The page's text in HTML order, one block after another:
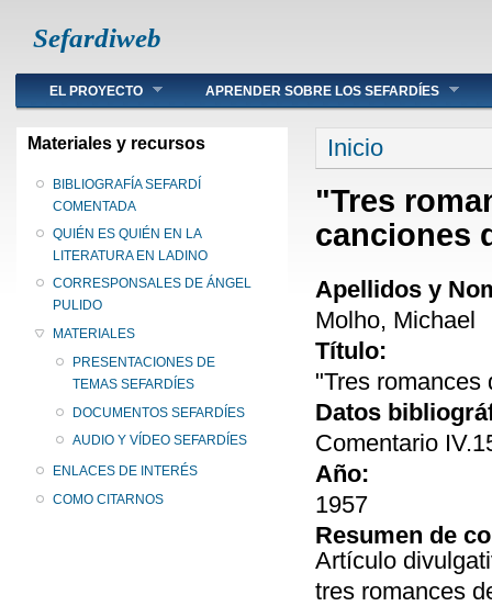
Sefardiweb
Main menu
EL PROYECTO APRENDER SOBRE LOS SEFARDÍES
Materiales y recursos
BIBLIOGRAFÍA SEFARDÍ
COMENTADA
QUIÉN ES QUIÉN EN LA
LITERATURA EN LADINO
CORRESPONSALES DE ÁNGEL
PULIDO
MATERIALES
PRESENTACIONES DE
TEMAS SEFARDÍES
DOCUMENTOS SEFARDÍES
AUDIO Y VÍDEO SEFARDÍES
ENLACES DE INTERÉS
COMO CITARNOS
Se encuentra
Inicio
"Tres
canciones
Apellidos y
Molho, Michael
Título:
"Tres romances
Datos
Comentario
Año:
1957
Resumen de
Artículo
tres romances